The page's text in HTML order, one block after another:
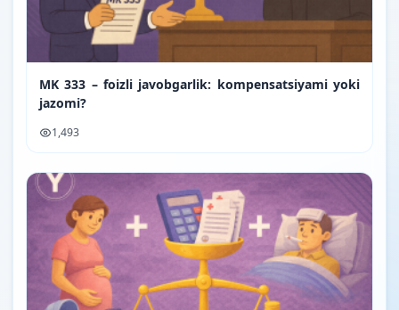
MK 333 – foizli javobgarlik: kompensatsiyami yoki
jazomi?
1,493